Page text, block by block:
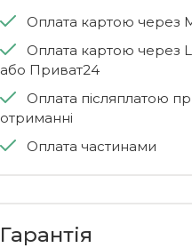
Оплата картою через
Оплата картою через
або Приват24
Оплата післяплатою
отриманні
Оплата частинами
Гарантія